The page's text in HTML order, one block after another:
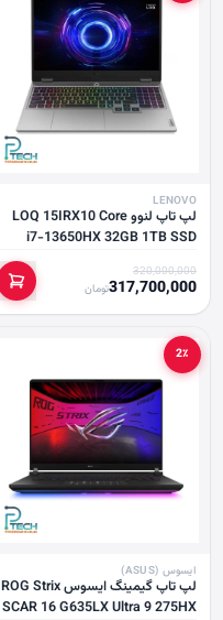
LENOVO
لپ تاپ لنوو LOQ 15IRX10 Core
i7-13650HX 32GB 1TB SSD
RTX5070 8GB RGB-Backlight
320,000,000
317,700,000تومان
2٪
ایسوس (ASUS)
لپ تاپ گیمینگ ایسوس ROG Strix
SCAR 16 G635LX Ultra 9 275HX